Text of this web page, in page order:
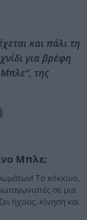
και πάλι τη
για βρέφη
Μπλε”, της
Μπλε;
Το κόκκινο,
σε μια
ήχους, κίνηση και